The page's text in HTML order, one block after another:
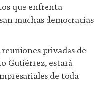
que enfrenta
muchas democracias
privadas de
Gutiérrez, estará
de toda